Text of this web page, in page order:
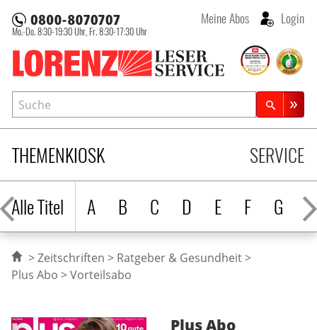
Lorenz Leserservice
Mo.-Do. 8:30-19:30 Uhr, Fr. 8:30-17:30 Uhr
Meine Abos Login
THEMENKIOSK
Alle Titel
A B C D E F G H
SERVICE
Suche
Zeitschriftensuche
Zeitschriften
Ratgeber & Gesundheit
Plus Abo
Vorteilsabo
PlusAbo